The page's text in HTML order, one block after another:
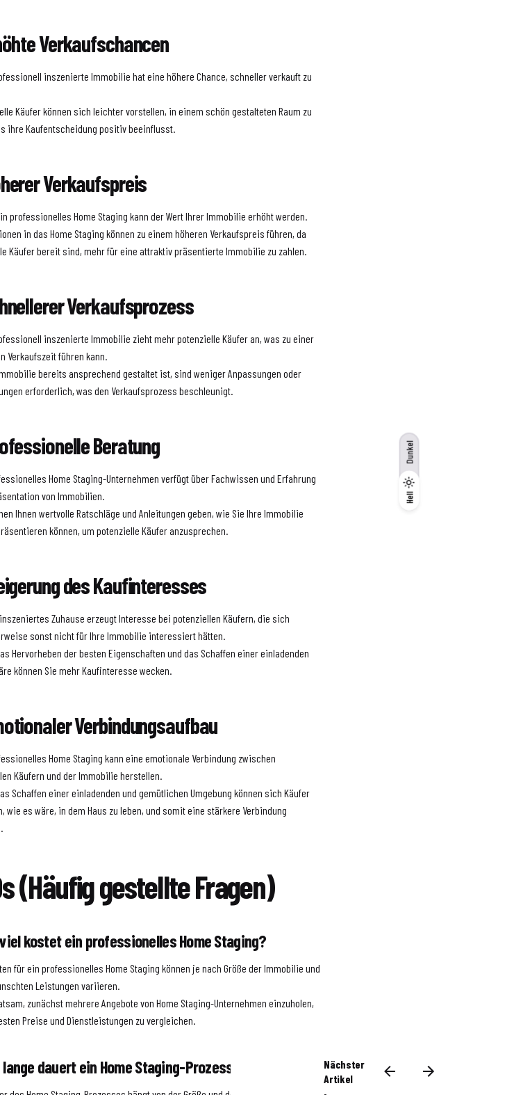
Hell
Dunkel
Hell
Dunkel
Verkaufschancen
inszenierte Immobilie hat eine höhere Chance, schneller verkauft zu
Käufer können sich leichter vorstellen, in einem schön gestalteten Raum zu
ihre Kaufentscheidung positiv beeinflusst.
Verkaufspreis
professionelles Home Staging kann der Wert Ihrer Immobilie erhöht werden.
in das Home Staging können zu einem höheren Verkaufspreis führen, da
Käufer bereit sind, mehr für eine attraktiv präsentierte Immobilie zu zahlen.
Verkaufsprozess
inszenierte Immobilie zieht mehr potenzielle Käufer an, was zu einer
Verkaufszeit führen kann.
bereits ansprechend gestaltet ist, sind weniger Anpassungen oder
erforderlich, was den Verkaufsprozess beschleunigt.
Beratung
Home Staging-Unternehmen verfügt über Fachwissen und Erfahrung
von Immobilien.
Ihnen wertvolle Ratschläge und Anleitungen geben, wie Sie Ihre Immobilie
können, um potenzielle Käufer anzusprechen.
des Kaufinteresses
Zuhause erzeugt Interesse bei potenziellen Käufern, die sich
sonst nicht für Ihre Immobilie interessiert hätten.
Hervorheben der besten Eigenschaften und das Schaffen einer einladenden
können Sie mehr Kaufinteresse wecken.
Verbindungsaufbau
Home Staging kann eine emotionale Verbindung zwischen
Käufern und der Immobilie herstellen.
Schaffen einer einladenden und gemütlichen Umgebung können sich Käufer
wie es wäre, in dem Haus zu leben, und somit eine stärkere Verbindung
(Häufig gestellte Fragen)
viel kostet ein professionelles Home Staging?
für ein professionelles Home Staging können je nach Größe der Immobilie und
Leistungen variieren.
zunächst mehrere Angebote von Home Staging-Unternehmen einzuholen,
Preise und Dienstleistungen zu vergleichen.
dauert ein Home Staging-Prozess?
Nächster
Artikel